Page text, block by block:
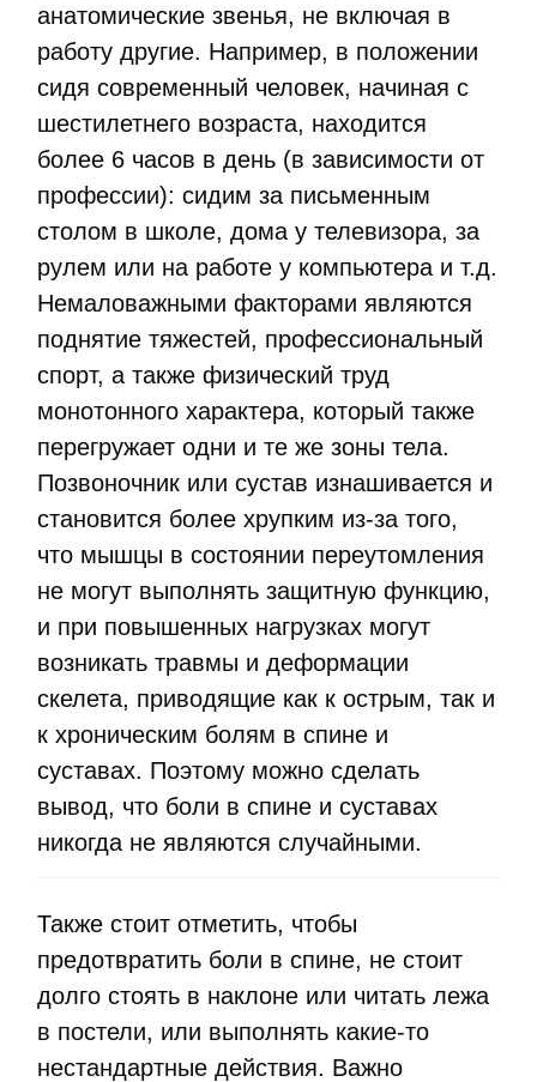
анатомические звенья, не включая в
работу другие. Например, в положении
сидя современный человек, начиная с
шестилетнего возраста, находится
более 6 часов в день (в зависимости от
профессии): сидим за письменным
столом в школе, дома у телевизора, за
рулем или на работе у компьютера и т.д.
Немаловажными факторами являются
поднятие тяжестей, профессиональный
спорт, а также физический труд
монотонного характера, который также
перегружает одни и те же зоны тела.
Позвоночник или сустав изнашивается и
становится более хрупким из-за того,
что мышцы в состоянии переутомления
не могут выполнять защитную функцию,
и при повышенных нагрузках могут
возникать травмы и деформации
скелета, приводящие как к острым, так и
к хроническим болям в спине и
суставах. Поэтому можно сделать
вывод, что боли в спине и суставах
никогда не являются случайными.
Также стоит отметить, чтобы
предотвратить боли в спине, не стоит
долго стоять в наклоне или читать лежа
в постели, или выполнять какие-то
нестандартные действия. Важно